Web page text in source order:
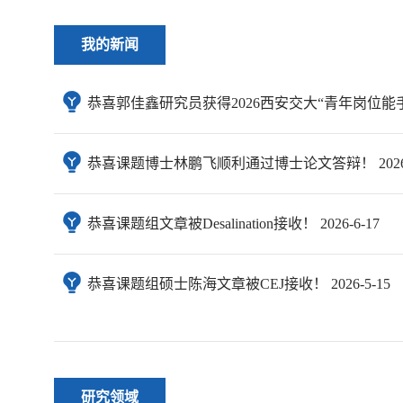
我的新闻
恭喜郭佳鑫研究员获得2026西安交大“青年岗位能
恭喜课题博士林鹏飞顺利通过博士论文答辩！
恭喜课题组文章被Desalination接收！ 2026-6-17
恭喜课题组硕士陈海文章被CEJ接收！ 2026-5-15
研究领域